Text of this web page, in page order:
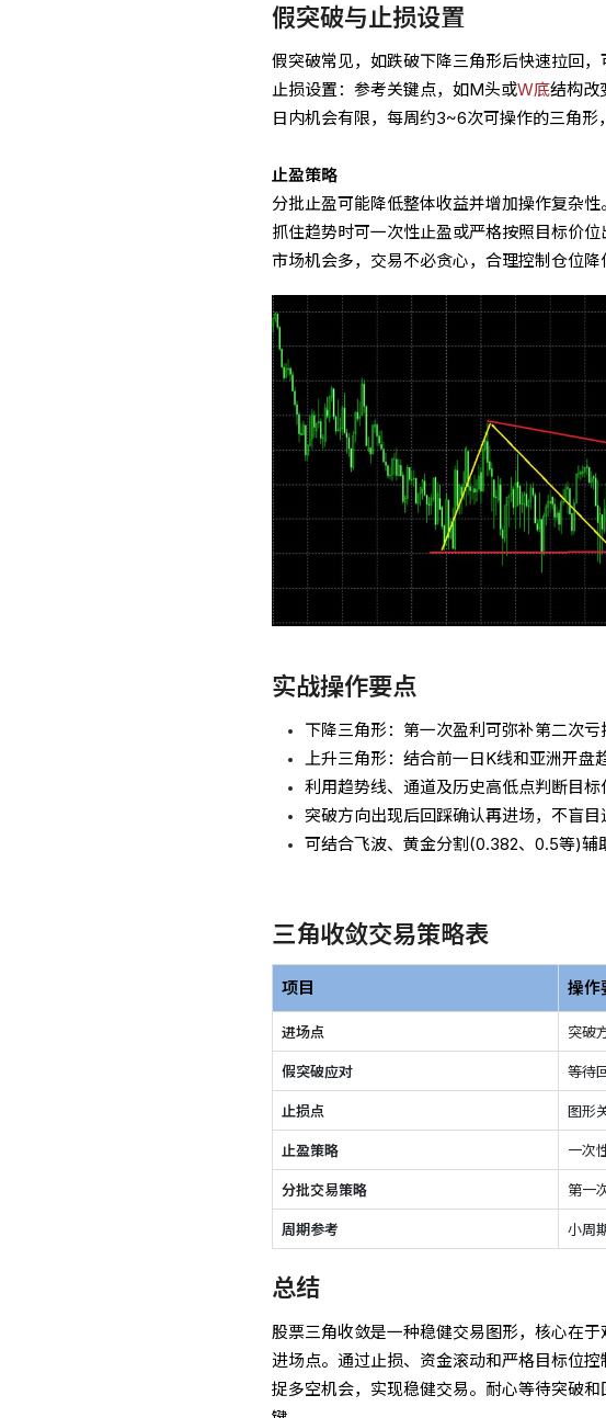
假突破与止损设置
假突破常见，如跌破下降三角形后快速拉回，
止损设置：参考关键点，如M头或W底结构改
日内机会有限，每周约3~6次可操作的三角形
止盈策略
分批止盈可能降低整体收益并增加操作复杂性
抓住趋势时可一次性止盈或严格按照目标价位
市场机会多，交易不必贪心，合理控制仓位降
实战操作要点
下降三角形：第一次盈利可弥补第二次亏
上升三角形：结合前一日K线和亚洲开盘
利用趋势线、通道及历史高低点判断目标
突破方向出现后回踩确认再进场，不盲目
可结合飞波、黄金分割(0.382、0.5等)辅
三角收敛交易策略表
项目 操作
进场点 突破
假突破应对 等待
止损点 图形
止盈策略 一次
分批交易策略 第一
周期参考 小周
总结
股票三角收敛是一种稳健交易图形，核心在
进场点。通过止损、资金滚动和严格目标位
捉多空机会，实现稳健交易。耐心等待突破